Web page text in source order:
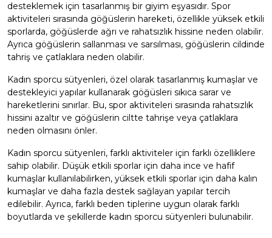
desteklemek için tasarlanmış bir giyim eşyasıdır. Spor
aktiviteleri sırasında göğüslerin hareketi, özellikle yüksek etkili
sporlarda, göğüslerde ağrı ve rahatsızlık hissine neden olabilir.
Ayrıca göğüslerin sallanması ve sarsılması, göğüslerin cildinde
tahriş ve çatlaklara neden olabilir.
Kadın sporcu sütyenleri, özel olarak tasarlanmış kumaşlar ve
destekleyici yapılar kullanarak göğüsleri sıkıca sarar ve
hareketlerini sınırlar. Bu, spor aktiviteleri sırasında rahatsızlık
hissini azaltır ve göğüslerin ciltte tahrişe veya çatlaklara
neden olmasını önler.
Kadın sporcu sütyenleri, farklı aktiviteler için farklı özelliklere
sahip olabilir. Düşük etkili sporlar için daha ince ve hafif
kumaşlar kullanılabilirken, yüksek etkili sporlar için daha kalın
kumaşlar ve daha fazla destek sağlayan yapılar tercih
edilebilir. Ayrıca, farklı beden tiplerine uygun olarak farklı
boyutlarda ve şekillerde kadın sporcu sütyenleri bulunabilir.